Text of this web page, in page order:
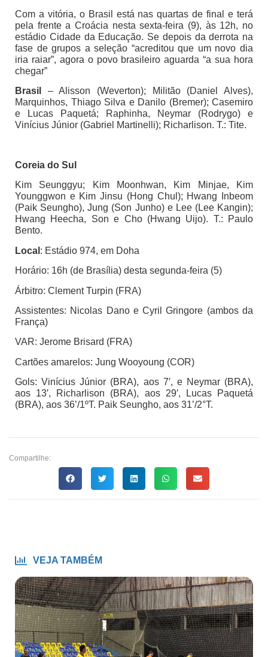
Com a vitória, o Brasil está nas quartas de final e terá
pela frente a Croácia nesta sexta-feira (9), às 12h, no
estádio Cidade da Educação. Se depois da derrota na
fase de grupos a seleção “acreditou que um novo dia
iria raiar”, agora o povo brasileiro aguarda “a sua hora
chegar”
Brasil
– Alisson (Weverton); Militão (Daniel Alves),
Marquinhos, Thiago Silva e Danilo (Bremer); Casemiro
e Lucas Paquetá; Raphinha, Neymar (Rodrygo) e
Vinícius Júnior (Gabriel Martinelli); Richarlison. T.: Tite.
Coreia do Sul
Kim Seunggyu; Kim Moonhwan, Kim Minjae, Kim
Younggwon e Kim Jinsu (Hong Chul); Hwang Inbeom
(Paik Seungho), Jung (Son Junho) e Lee (Lee Kangin);
Hwang Heecha, Son e Cho (Hwang Uijo). T.: Paulo
Bento.
Local : Estádio 974, em Doha
Horário: 16h (de Brasília) desta segunda-feira (5)
Árbitro: Clement Turpin (FRA)
Assistentes: Nicolas Dano e Cyril Gringore (ambos da
França)
VAR: Jerome Brisard (FRA)
Cartões amarelos: Jung Wooyoung (COR)
Gols: Vinícius Júnior (BRA), aos 7′, e Neymar (BRA),
aos 13′, Richarlison (BRA), aos 29′, Lucas Paquetá
(BRA), aos 36’/1ºT. Paik Seungho, aos 31’/2°T.
Compartilhe:
VEJA TAMBÉM